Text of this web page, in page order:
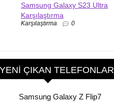
Samsung Galaxy S23 Ultra
Karşılaştırma
Karşılaştırma 0
YENI ÇIKAN TELEFONLAR
Samsung Galaxy Z Flip7